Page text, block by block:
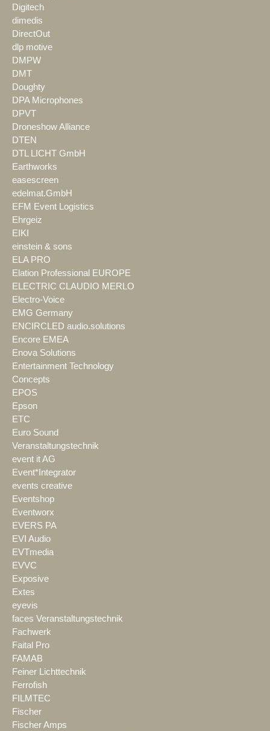
Digitech
dimedis
DirectOut
dlp motive
DMPW
DMT
Doughty
DPA Microphones
DPVT
Droneshow Alliance
DTEN
DTL LICHT GmbH
Earthworks
easescreen
edelmat.GmbH
EFM Event Logistics
Ehrgeiz
EIKI
einstein & sons
ELA PRO
Elation Professional EUROPE
ELECTRIC CLAUDIO MERLO
Electro-Voice
EMG Germany
ENCIRCLED audio.solutions
Encore EMEA
Enova Solutions
Entertainment Technology
Concepts
EPOS
Epson
ETC
Euro Sound
Veranstaltungstechnik
event it AG
Event*Integrator
events creative
Eventshop
Eventworx
EVERS PA
EVI Audio
EVTmedia
EVVC
Exposive
Extes
eyevis
faces Veranstaltungstechnik
Fachwerk
Faital Pro
FAMAB
Feiner Lichttechnik
Ferrofish
FILMTEC
Fischer
Fischer Amps